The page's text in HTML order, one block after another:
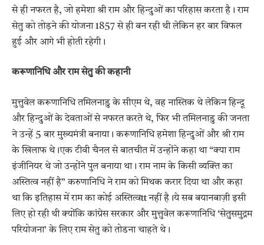
से ही नफरत है, जो हमेशा श्री राम और हिन्दुओं का परिहास करता है। राम
सेतु को तोड़ने की योजना 1857 से ही बन रही थी लेकिन हर बार विफल
हुई और आगे भी होती रहेगी।
करूणानिधि और राम सेतु की कहानी
मुत्तुवेल करूणानिधि तमिलनाडु के सीएम थे, वह नास्तिक थे लेकिन हिन्दू
और हिन्दुओं के देवताओं से नफरत करते थे, फिर भी तमिलनाडु की जनता
ने उन्हें 5 बार मुख्यमंत्री बनाया। करूणानिधि हमेशा हिन्दुओं और श्री राम
के खिलाफ थे।एक टीवी चैनल से बातचीत में उन्होंने कहा था “क्या राम
इंजीनियर थे जो उन्होंने पुल बनाया था। राम नाम के किसी व्यक्ति का
अस्तित्व नहीं है” करुणानिधि ने राम को मिथक करार दिया था और कहा
था कि इतिहास में राम का कोई अस्तित्वtt नहीं है।ये सब बयानबाज़ी इसी
लिए हो रही थी क्योंकि कांग्रेस सरकार और मुत्तुवेल करूणानिधि ‘सेतुसमुद्रम
परियोजना’ के लिए राम सेतु को तोडना चाहते थे।